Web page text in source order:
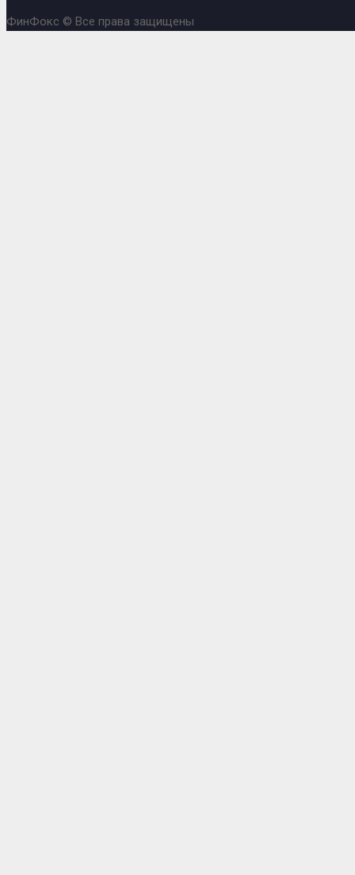
ФинФокс © Все права защищены